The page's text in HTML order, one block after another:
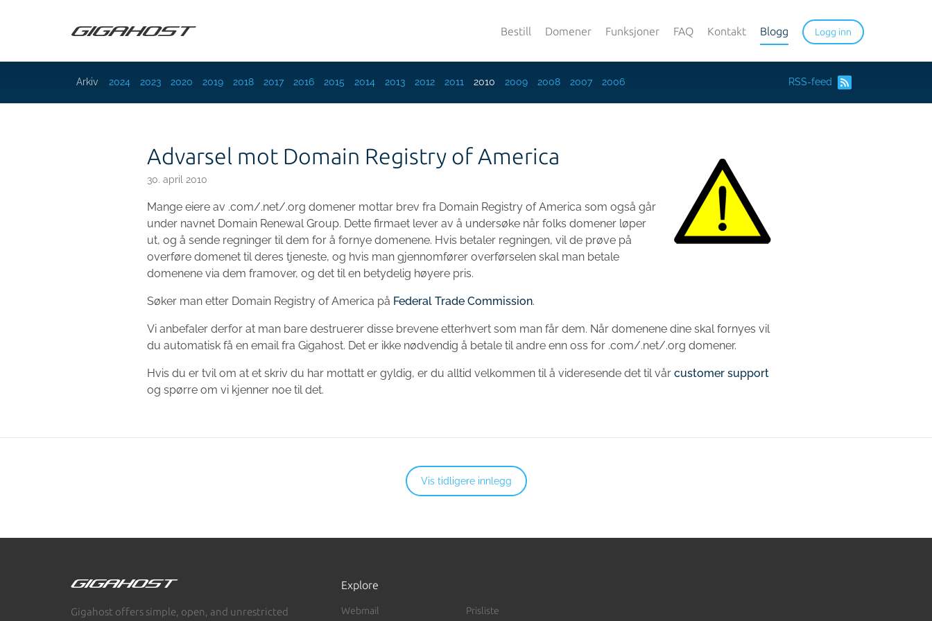
Bestill Domener Funksjoner FAQ Kontakt Blogg Logg inn
Arkiv 2024 2023 2020 2019 2018 2017 2016 2015 2014 2013 2012 2011 2010 2009 2008 2007 2006 RSS-feed
Advarsel mot Domain Registry of America
30. april 2010
Mange eiere av .com/.net/.org domener mottar brev fra Domain Registry of America som også går
under navnet Domain Renewal Group. Dette firmaet lever av å undersøke når folks domener løper
ut, og å sende regninger til dem for å fornye domenene. Hvis betaler regningen, vil de prøve på
overføre domenet til deres tjeneste, og hvis man gjennomfører overførselen skal man betale
domenene via dem framover, og det til en betydelig høyere pris.
Søker man etter Domain Registry of America på Federal Trade Commission.
Vi anbefaler derfor at man bare destruerer disse brevene etterhvert som man får dem. Når domenene dine skal fornyes vil
du automatisk få en email fra Gigahost. Det er ikke nødvendig å betale til andre enn oss for .com/.net/.org domener.
Hvis du er tvil om at et skriv du har mottatt er gyldig, er du alltid velkommen til å videresende det til vår customer support
og spørre om vi kjenner noe til det.
Vis tidligere innlegg
Gigahost offers simple, open, and unrestricted
Explore
Webmail Prisliste